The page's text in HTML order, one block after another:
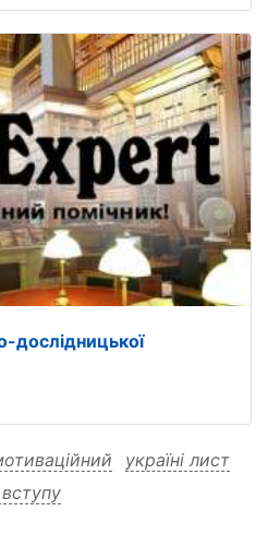
дослідницької
україні лист
вступу